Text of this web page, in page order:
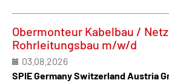
Obermonteur Kabelbau /
Rohrleitungsbau m/w/d
03.08.2026
SPIE Germany Switzerland Austria